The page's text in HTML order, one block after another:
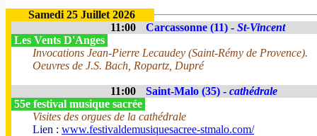
Samedi 25 Juillet 2026
11:00
Carcassonne (11) - St-Vincent
Les Vents D'Anges
Invocations Jean-Pierre Lecaudey (Saint-Rémy de Provence).
Oeuvres de J.S. Bach, Ropartz, Dupré
11:00 Saint-Malo (35) - cathédrale
55e festival musique sacrée
Visites des orgues de la cathédrale
Lien : www.festivaldemusiquesacree-stmalo.com/